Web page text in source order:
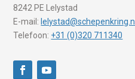
8242 PE Lelystad
E-mail: lelystad@schepenkring.nl
Telefoon: +31 (0)320 711340